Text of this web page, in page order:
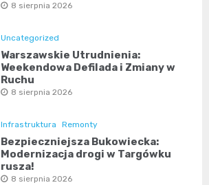
8 sierpnia 2026
Uncategorized
Warszawskie Utrudnienia:
Weekendowa Defilada i Zmiany w
Ruchu
8 sierpnia 2026
Infrastruktura Remonty
Bezpieczniejsza Bukowiecka:
Modernizacja drogi w Targówku
rusza!
8 sierpnia 2026